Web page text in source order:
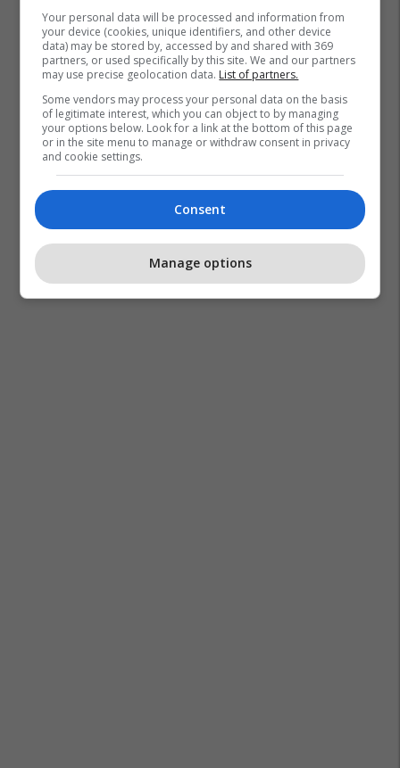
Your personal data will be processed and information from
your device (cookies, unique identifiers, and other device
data) may be stored by, accessed by and shared with 369
partners, or used specifically by this site. We and our partners
may use precise geolocation data. List of partners.
Some vendors may process your personal data on the basis
of legitimate interest, which you can object to by managing
your options below. Look for a link at the bottom of this page
or in the site menu to manage or withdraw consent in privacy
and cookie settings.
Consent
Manage options